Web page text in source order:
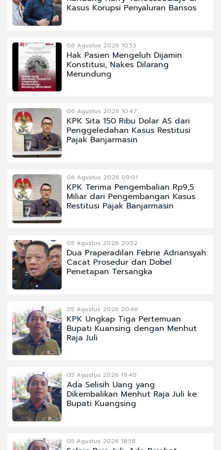
Kasus Korupsi Penyaluran Bansos
06 Agustus 2026 10:53
Hak Pasien Mengeluh Dijamin
Konstitusi, Nakes Dilarang
Merundung
06 Agustus 2026 10:47
KPK Sita 150 Ribu Dolar AS dari
Penggeledahan Kasus Restitusi
Pajak Banjarmasin
06 Agustus 2026 09:01
KPK Terima Pengembalian Rp9,5
Miliar dari Pengembangan Kasus
Restitusi Pajak Banjarmasin
05 Agustus 2026 20:52
Dua Praperadilan Febrie Adriansyah:
Cacat Prosedur dan Dobel
Penetapan Tersangka
05 Agustus 2026 20:46
KPK Ungkap Tiga Pertemuan
Bupati Kuansing dengan Menhut
Raja Juli
05 Agustus 2026 19:40
Ada Selisih Uang yang
Dikembalikan Menhut Raja Juli ke
Bupati Kuangsing
05 Agustus 2026 18:58